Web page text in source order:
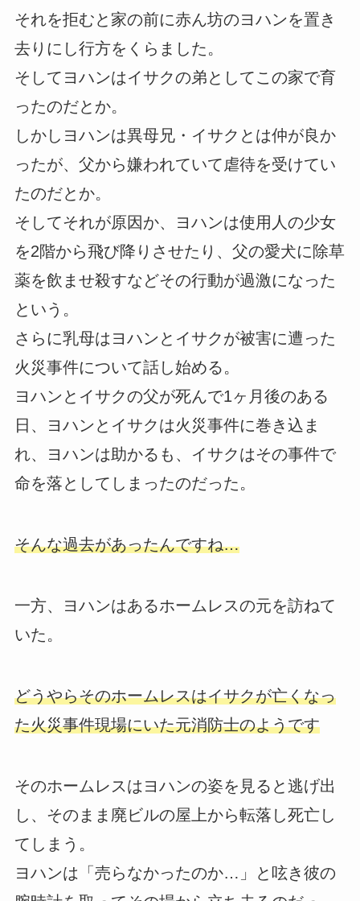
それを拒むと家の前に赤ん坊のヨハンを置き
去りにし行方をくらました。
そしてヨハンはイサクの弟としてこの家で育
ったのだとか。
しかしヨハンは異母兄・イサクとは仲が良か
ったが、父から嫌われていて虐待を受けてい
たのだとか。
そしてそれが原因か、ヨハンは使用人の少女
を2階から飛び降りさせたり、父の愛犬に除草
薬を飲ませ殺すなどその行動が過激になった
という。
さらに乳母はヨハンとイサクが被害に遭った
火災事件について話し始める。
ヨハンとイサクの父が死んで1ヶ月後のある
日、ヨハンとイサクは火災事件に巻き込ま
れ、ヨハンは助かるも、イサクはその事件で
命を落としてしまったのだった。
そんな過去があったんですね…
一方、ヨハンはあるホームレスの元を訪ねて
いた。
どうやらそのホームレスはイサクが亡くなっ
た火災事件現場にいた元消防士のようです
そのホームレスはヨハンの姿を見ると逃げ出
し、そのまま廃ビルの屋上から転落し死亡し
てしまう。
ヨハンは「売らなかったのか…」と呟き彼の